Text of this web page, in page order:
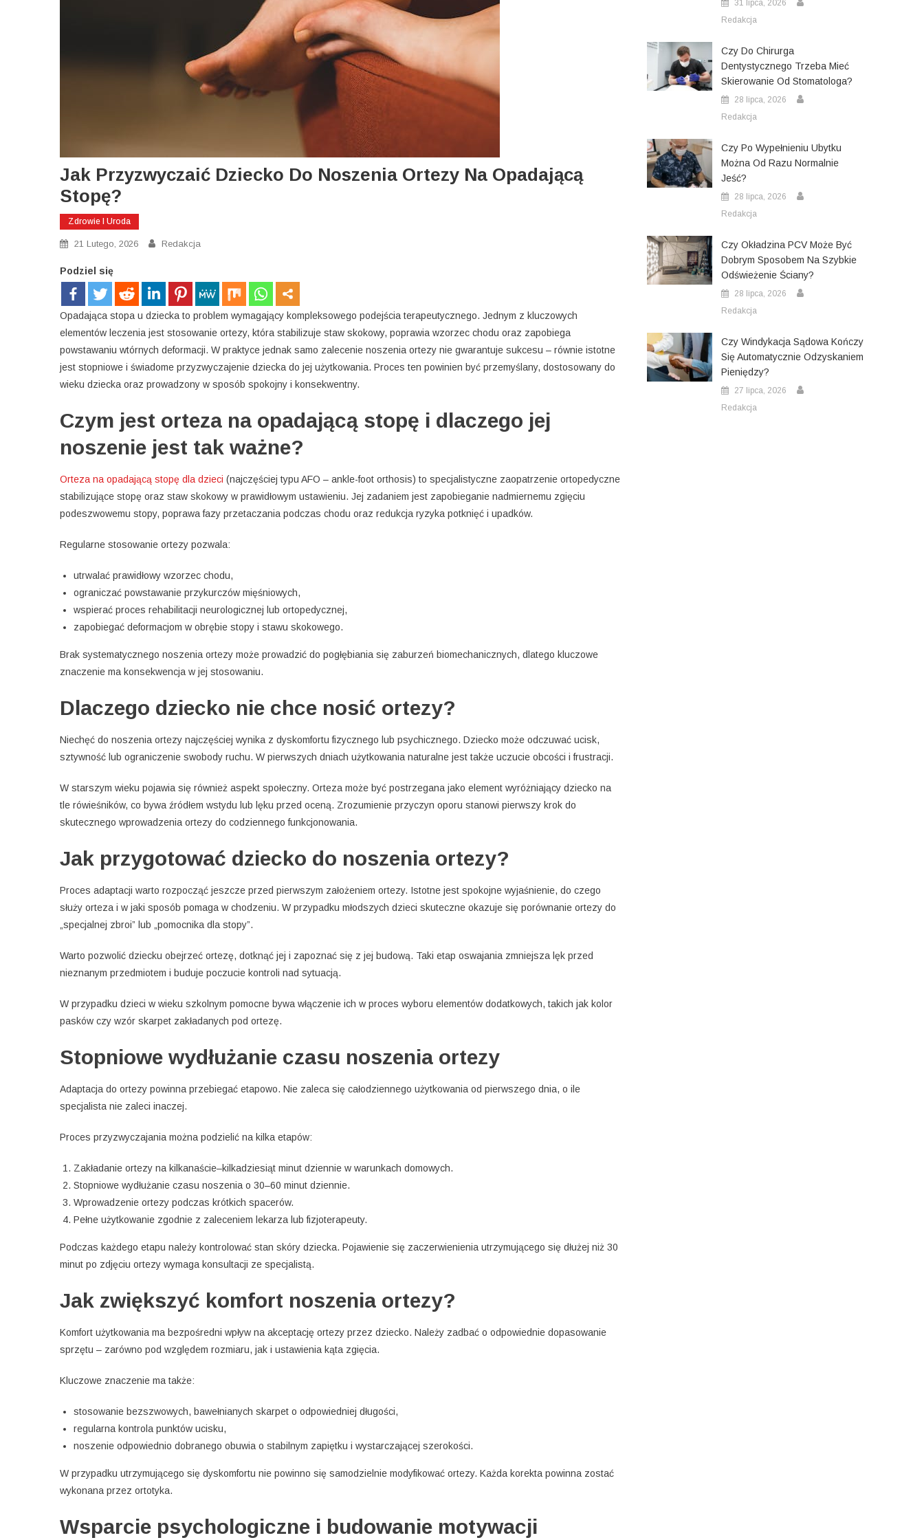
Jak Przyzwyczaić Dziecko Do Noszenia Ortezy Na Opadającą
Stopę?
Zdrowie I Uroda
21 Lutego, 2026 Redakcja
Podziel się
Opadająca stopa u dziecka to problem wymagający kompleksowego podejścia terapeutycznego. Jednym z kluczowych
elementów leczenia jest stosowanie ortezy, która stabilizuje staw skokowy, poprawia wzorzec chodu oraz zapobiega
powstawaniu wtórnych deformacji. W praktyce jednak samo zalecenie noszenia ortezy nie gwarantuje sukcesu – równie istotne
jest stopniowe i świadome przyzwyczajenie dziecka do jej użytkowania. Proces ten powinien być przemyślany, dostosowany do
wieku dziecka oraz prowadzony w sposób spokojny i konsekwentny.
Czym jest orteza na opadającą stopę i dlaczego jej
noszenie jest tak ważne?
Orteza na opadającą stopę dla dzieci (najczęściej typu AFO – ankle-foot orthosis) to specjalistyczne zaopatrzenie ortopedyczne
stabilizujące stopę oraz staw skokowy w prawidłowym ustawieniu. Jej zadaniem jest zapobieganie nadmiernemu zgięciu
podeszwowemu stopy, poprawa fazy przetaczania podczas chodu oraz redukcja ryzyka potknięć i upadków.
Regularne stosowanie ortezy pozwala:
utrwalać prawidłowy wzorzec chodu,
ograniczać powstawanie przykurczów mięśniowych,
wspierać proces rehabilitacji neurologicznej lub ortopedycznej,
zapobiegać deformacjom w obrębie stopy i stawu skokowego.
Brak systematycznego noszenia ortezy może prowadzić do pogłębiania się zaburzeń biomechanicznych, dlatego kluczowe
znaczenie ma konsekwencja w jej stosowaniu.
Dlaczego dziecko nie chce nosić ortezy?
Niechęć do noszenia ortezy najczęściej wynika z dyskomfortu fizycznego lub psychicznego. Dziecko może odczuwać ucisk,
sztywność lub ograniczenie swobody ruchu. W pierwszych dniach użytkowania naturalne jest także uczucie obcości i frustracji.
W starszym wieku pojawia się również aspekt społeczny. Orteza może być postrzegana jako element wyróżniający dziecko na
tle rówieśników, co bywa źródłem wstydu lub lęku przed oceną. Zrozumienie przyczyn oporu stanowi pierwszy krok do
skutecznego wprowadzenia ortezy do codziennego funkcjonowania.
Jak przygotować dziecko do noszenia ortezy?
Proces adaptacji warto rozpocząć jeszcze przed pierwszym założeniem ortezy. Istotne jest spokojne wyjaśnienie, do czego
służy orteza i w jaki sposób pomaga w chodzeniu. W przypadku młodszych dzieci skuteczne okazuje się porównanie ortezy do
„specjalnej zbroi” lub „pomocnika dla stopy”.
Warto pozwolić dziecku obejrzeć ortezę, dotknąć jej i zapoznać się z jej budową. Taki etap oswajania zmniejsza lęk przed
nieznanym przedmiotem i buduje poczucie kontroli nad sytuacją.
W przypadku dzieci w wieku szkolnym pomocne bywa włączenie ich w proces wyboru elementów dodatkowych, takich jak kolor
pasków czy wzór skarpet zakładanych pod ortezę.
Stopniowe wydłużanie czasu noszenia ortezy
Adaptacja do ortezy powinna przebiegać etapowo. Nie zaleca się całodziennego użytkowania od pierwszego dnia, o ile
specjalista nie zaleci inaczej.
Proces przyzwyczajania można podzielić na kilka etapów:
Zakładanie ortezy na kilkanaście–kilkadziesiąt minut dziennie w warunkach domowych.
Stopniowe wydłużanie czasu noszenia o 30–60 minut dziennie.
Wprowadzenie ortezy podczas krótkich spacerów.
Pełne użytkowanie zgodnie z zaleceniem lekarza lub fizjoterapeuty.
Podczas każdego etapu należy kontrolować stan skóry dziecka. Pojawienie się zaczerwienienia utrzymującego się dłużej niż 30
minut po zdjęciu ortezy wymaga konsultacji ze specjalistą.
Jak zwiększyć komfort noszenia ortezy?
Komfort użytkowania ma bezpośredni wpływ na akceptację ortezy przez dziecko. Należy zadbać o odpowiednie dopasowanie
sprzętu – zarówno pod względem rozmiaru, jak i ustawienia kąta zgięcia.
Kluczowe znaczenie ma także:
stosowanie bezszwowych, bawełnianych skarpet o odpowiedniej długości,
regularna kontrola punktów ucisku,
noszenie odpowiednio dobranego obuwia o stabilnym zapiętku i wystarczającej szerokości.
W przypadku utrzymującego się dyskomfortu nie powinno się samodzielnie modyfikować ortezy. Każda korekta powinna zostać
wykonana przez ortotyka.
Wsparcie psychologiczne i budowanie motywacji
31 lipca, 2026
Redakcja
Czy Do Chirurga
Dentystycznego Trzeba Mieć
Skierowanie Od Stomatologa?
28 lipca, 2026
Redakcja
Czy Po Wypełnieniu Ubytku
Można Od Razu Normalnie
Jeść?
28 lipca, 2026
Redakcja
Czy Okładzina PCV Może Być
Dobrym Sposobem Na Szybkie
Odświeżenie Ściany?
28 lipca, 2026
Redakcja
Czy Windykacja Sądowa Kończy
Się Automatycznie Odzyskaniem
Pieniędzy?
27 lipca, 2026
Redakcja